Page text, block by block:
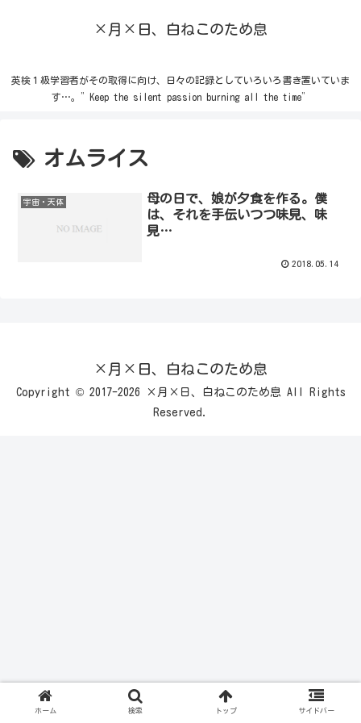
×月×日、白ねこのため息
英検１級学習者がその取得に向け、日々の記録としていろいろ書き置いていま
す…。”Keep the silent passion burning all the time”
オムライス
宇宙・天体
母の日で、娘が夕食を作る。僕
は、それを手伝いつつ味見、味
見…
2018.05.14
×月×日、白ねこのため息
Copyright © 2017-2026 ×月×日、白ねこのため息 All Rights
Reserved.
ホーム 検索 トップ サイドバー